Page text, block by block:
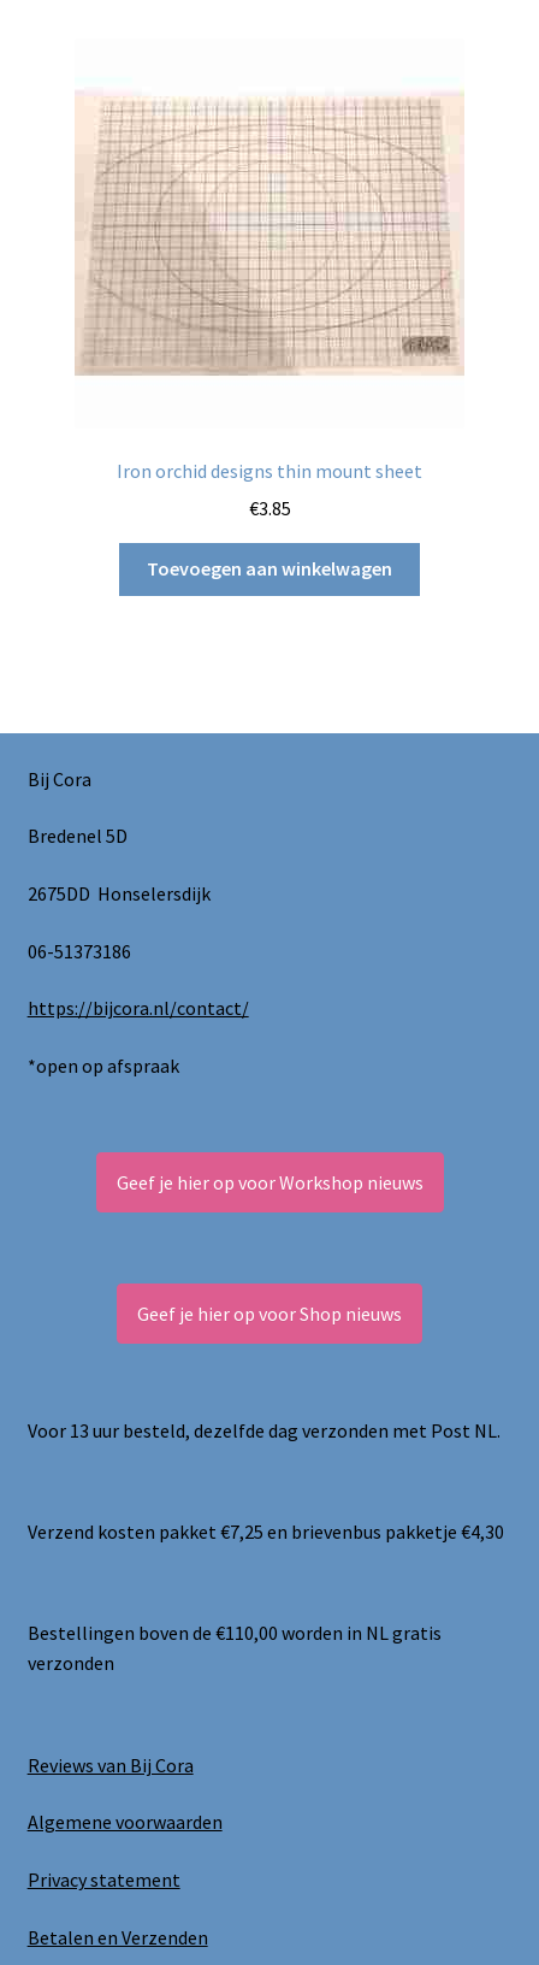
Iron orchid designs thin mount sheet
€3.85
Toevoegen aan winkelwagen
Bij Cora
Bredenel 5D
2675DD Honselersdijk
06-51373186
https://bijcora.nl/contact/
*open op afspraak
Geef je hier op voor Workshop nieuws
Geef je hier op voor Shop nieuws
Voor 13 uur besteld, dezelfde dag verzonden met Post NL.
Verzend kosten pakket €7,25 en brievenbus pakketje €4,30
Bestellingen boven de €110,00 worden in NL gratis
verzonden
Reviews van Bij Cora
Algemene voorwaarden
Privacy statement
Betalen en Verzenden